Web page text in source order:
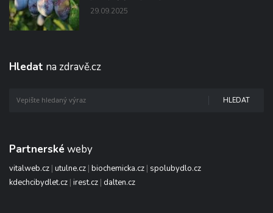
29.09.2025
Hledat na zdravě.cz
HLEDAT
Partnerské weby
vitalweb.cz | utulne.cz | biochemicka.cz | spolubydlo.cz
kdechcibydlet.cz | irest.cz | dalten.cz